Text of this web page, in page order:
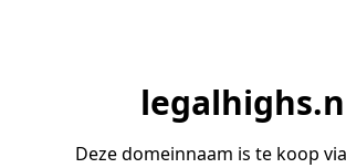
Deze domeinnaam is te koop